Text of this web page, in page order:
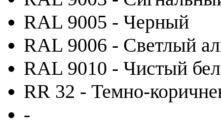
RAL 9005 - Черный
RAL 9006 - Светлый
RAL 9010 - Чистый
RR 32 - Темно-
-